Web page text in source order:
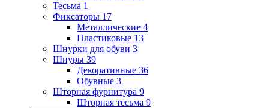
Тесьма 1
Фиксаторы 17
Металлические 4
Пластиковые 13
Шнурки для обуви 3
Шнуры 39
Декоративные 36
Обувные 3
Шторная фурнитура 9
Шторная тесьма 9